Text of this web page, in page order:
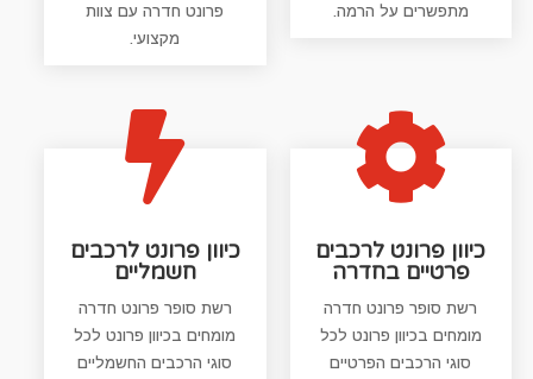
פרונט חדרה עם צוות
מקצועי.
מתפשרים על הרמה.

כיוון פרונט לרכבים
חשמליים
רשת סופר פרונט חדרה
מומחים בכיוון פרונט לכל
סוגי הרכבים החשמליים

כיוון פרונט לרכבים
פרטיים בחדרה
רשת סופר פרונט חדרה
מומחים בכיוון פרונט לכל
סוגי הרכבים הפרטיים